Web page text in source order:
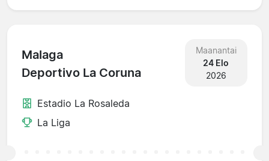
Malaga
Deportivo La Coruna
Maanantai
24 Elo
2026
Estadio La Rosaleda
La Liga